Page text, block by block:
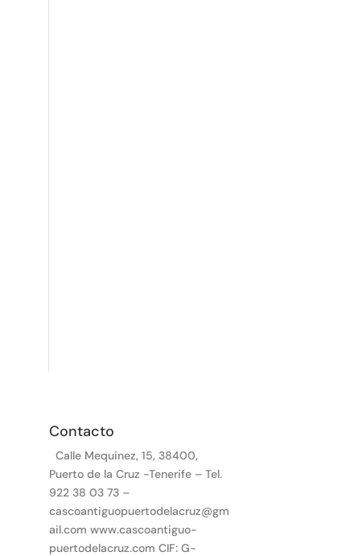
Contacto
Calle Mequinez, 15, 38400,
Puerto de la Cruz -Tenerife – Tel.
922 38 03 73 –
cascoantiguopuertodelacruz@gm
ail.com www.cascoantiguo-
puertodelacruz.com CIF: G-